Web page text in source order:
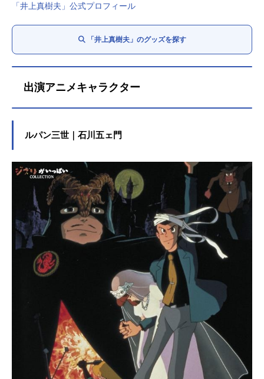
「井上真樹夫」公式プロフィール
「井上真樹夫」のグッズを探す
出演アニメキャラクター
ルパン三世｜石川五ェ門